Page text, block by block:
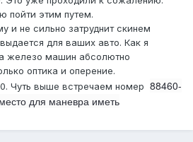
пойти этим путем.
и не сильно затруднит скинем
для ваших авто. Как я
железо машин абсолютно
оптика и оперение.
Чуть выше встречаем номер 88460-
для маневра иметь